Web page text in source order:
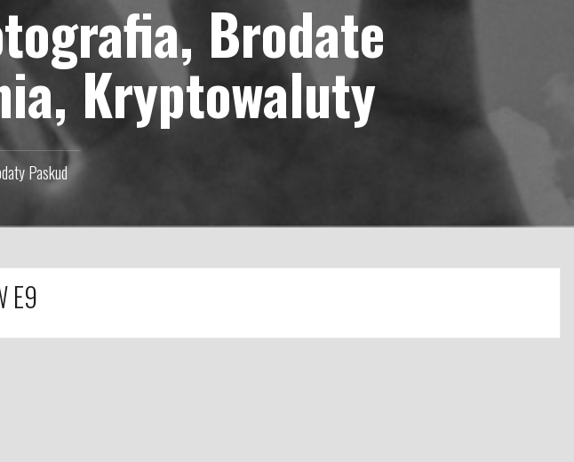
Brodate
Kryptowaluty
Paskud
E9